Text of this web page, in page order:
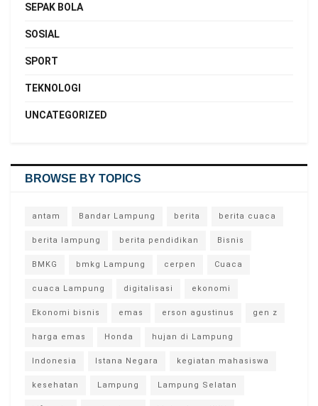
SEPAK BOLA
SOSIAL
SPORT
TEKNOLOGI
UNCATEGORIZED
BROWSE BY TOPICS
antam Bandar Lampung berita berita cuaca
berita lampung berita pendidikan Bisnis
BMKG bmkg Lampung cerpen Cuaca
cuaca Lampung digitalisasi ekonomi
Ekonomi bisnis emas erson agustinus gen z
harga emas Honda hujan di Lampung
Indonesia Istana Negara kegiatan mahasiswa
kesehatan Lampung Lampung Selatan